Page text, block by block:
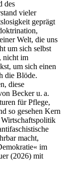
des
vieler
geprägt
Welt, die uns
um sich selbst
nicht im
um sich einen
die Blöde.
diese
Becker u. a.
für Pflege,
so gesehen Kern
Wirtschaftspolitik
macht,
im
(2026) mit